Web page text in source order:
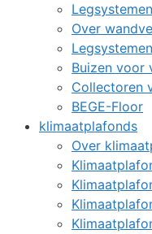
Over
Buizen voor
Collectoren
BEGE-Floor
klimaatplafonds
Over